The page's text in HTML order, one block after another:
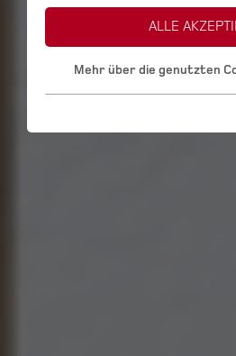
ALLE
Mehr über die genutzten